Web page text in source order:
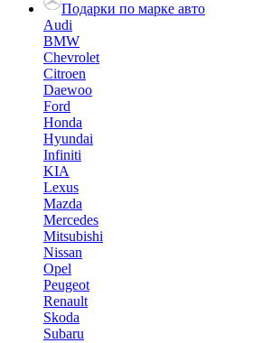
Подарки по марке авто
Audi
BMW
Chevrolet
Citroen
Daewoo
Ford
Honda
Hyundai
Infiniti
KIA
Lexus
Mazda
Mercedes
Mitsubishi
Nissan
Opel
Peugeot
Renault
Skoda
Subaru